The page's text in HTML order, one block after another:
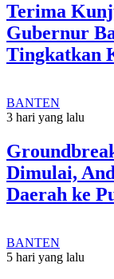
Terima
Gubernur
Tingkatkan
BANTEN
3 hari yang lalu
Dimulai,
Daerah ke
BANTEN
5 hari yang lalu